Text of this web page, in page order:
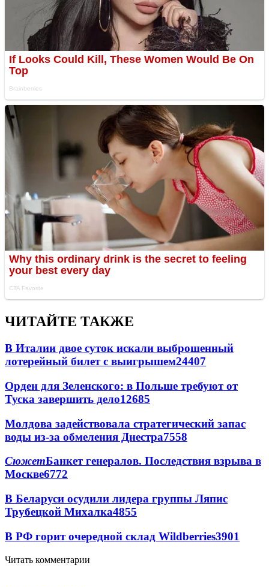
ЧИТАЙТЕ ТАКЖЕ
В Италии двое суток искали выброшенный
лотерейный билет с выигрышем24407
Орден для Зеленского: в Польше требуют от
Туска завершить дело12685
Молдова задействовала стратегический запас
воды из-за обмеления Днестра7558
СюжетБанкет генералов. Последствия взрыва в
Москве6772
В Беларуси осудили лидера группы Ляпис
Трубецкой Михалка4855
В РФ горит очередной склад Wildberries3901
Читать комментарии